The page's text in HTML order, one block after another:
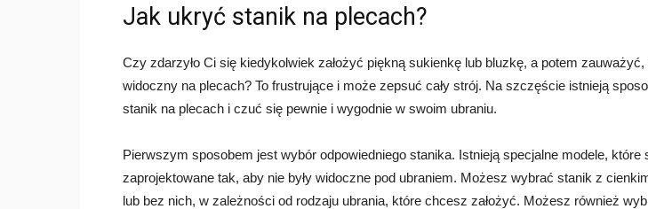
Jak ukryć stanik na plecach?
Czy zdarzyło Ci się kiedykolwiek założyć piękną sukienkę lub bluzkę, a potem
widoczny na plecach? To frustrujące i może zepsuć cały strój. Na szczęście istnieją
stanik na plecach i czuć się pewnie i wygodnie w swoim ubraniu.
Pierwszym sposobem jest wybór odpowiedniego stanika. Istnieją specjalne modele, które
zaprojektowane tak, aby nie były widoczne pod ubraniem. Możesz wybrać stanik z
lub bez nich, w zależności od rodzaju ubrania, które chcesz założyć. Możesz również